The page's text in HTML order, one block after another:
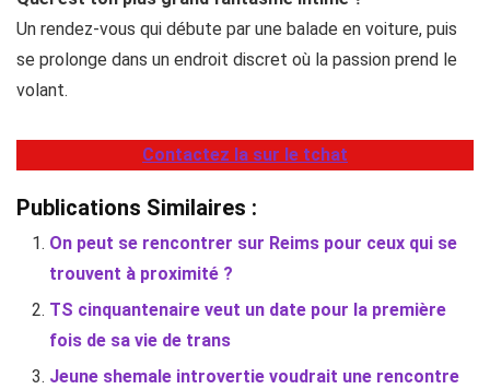
Un rendez-vous qui débute par une balade en voiture, puis
se prolonge dans un endroit discret où la passion prend le
volant.
Contactez la sur le tchat
Publications Similaires :
On peut se rencontrer sur Reims pour ceux qui se
trouvent à proximité ?
TS cinquantenaire veut un date pour la première
fois de sa vie de trans
Jeune shemale introvertie voudrait une rencontre